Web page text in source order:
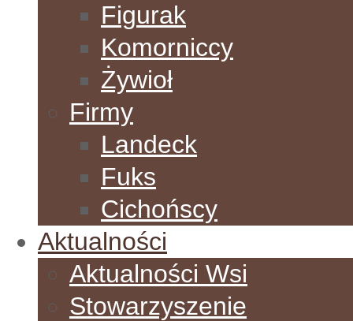
Figurak
Komorniccy
Żywioł
Firmy
Landeck
Fuks
Cichońscy
Aktualności
Aktualności Wsi
Stowarzyszenie